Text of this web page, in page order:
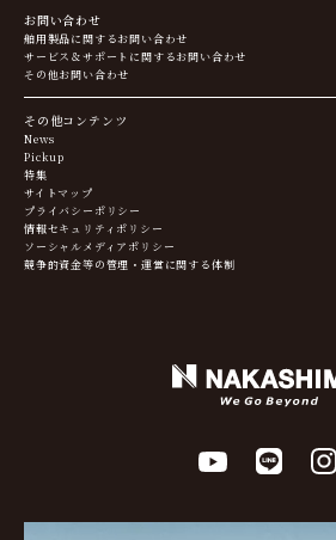
お問い合わせ
舶用製品に関するお問い合わせ
サービス＆サポートに関するお問い合わせ
その他お問い合わせ
その他コンテンツ
News
Pickup
特集
サイトマップ
プライバシーポリシー
情報セキュリティポリシー
ソーシャルメディアポリシー
競争的資金等の管理・運営に関する体制